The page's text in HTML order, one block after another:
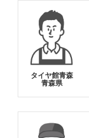
タイヤ館青森
青森県